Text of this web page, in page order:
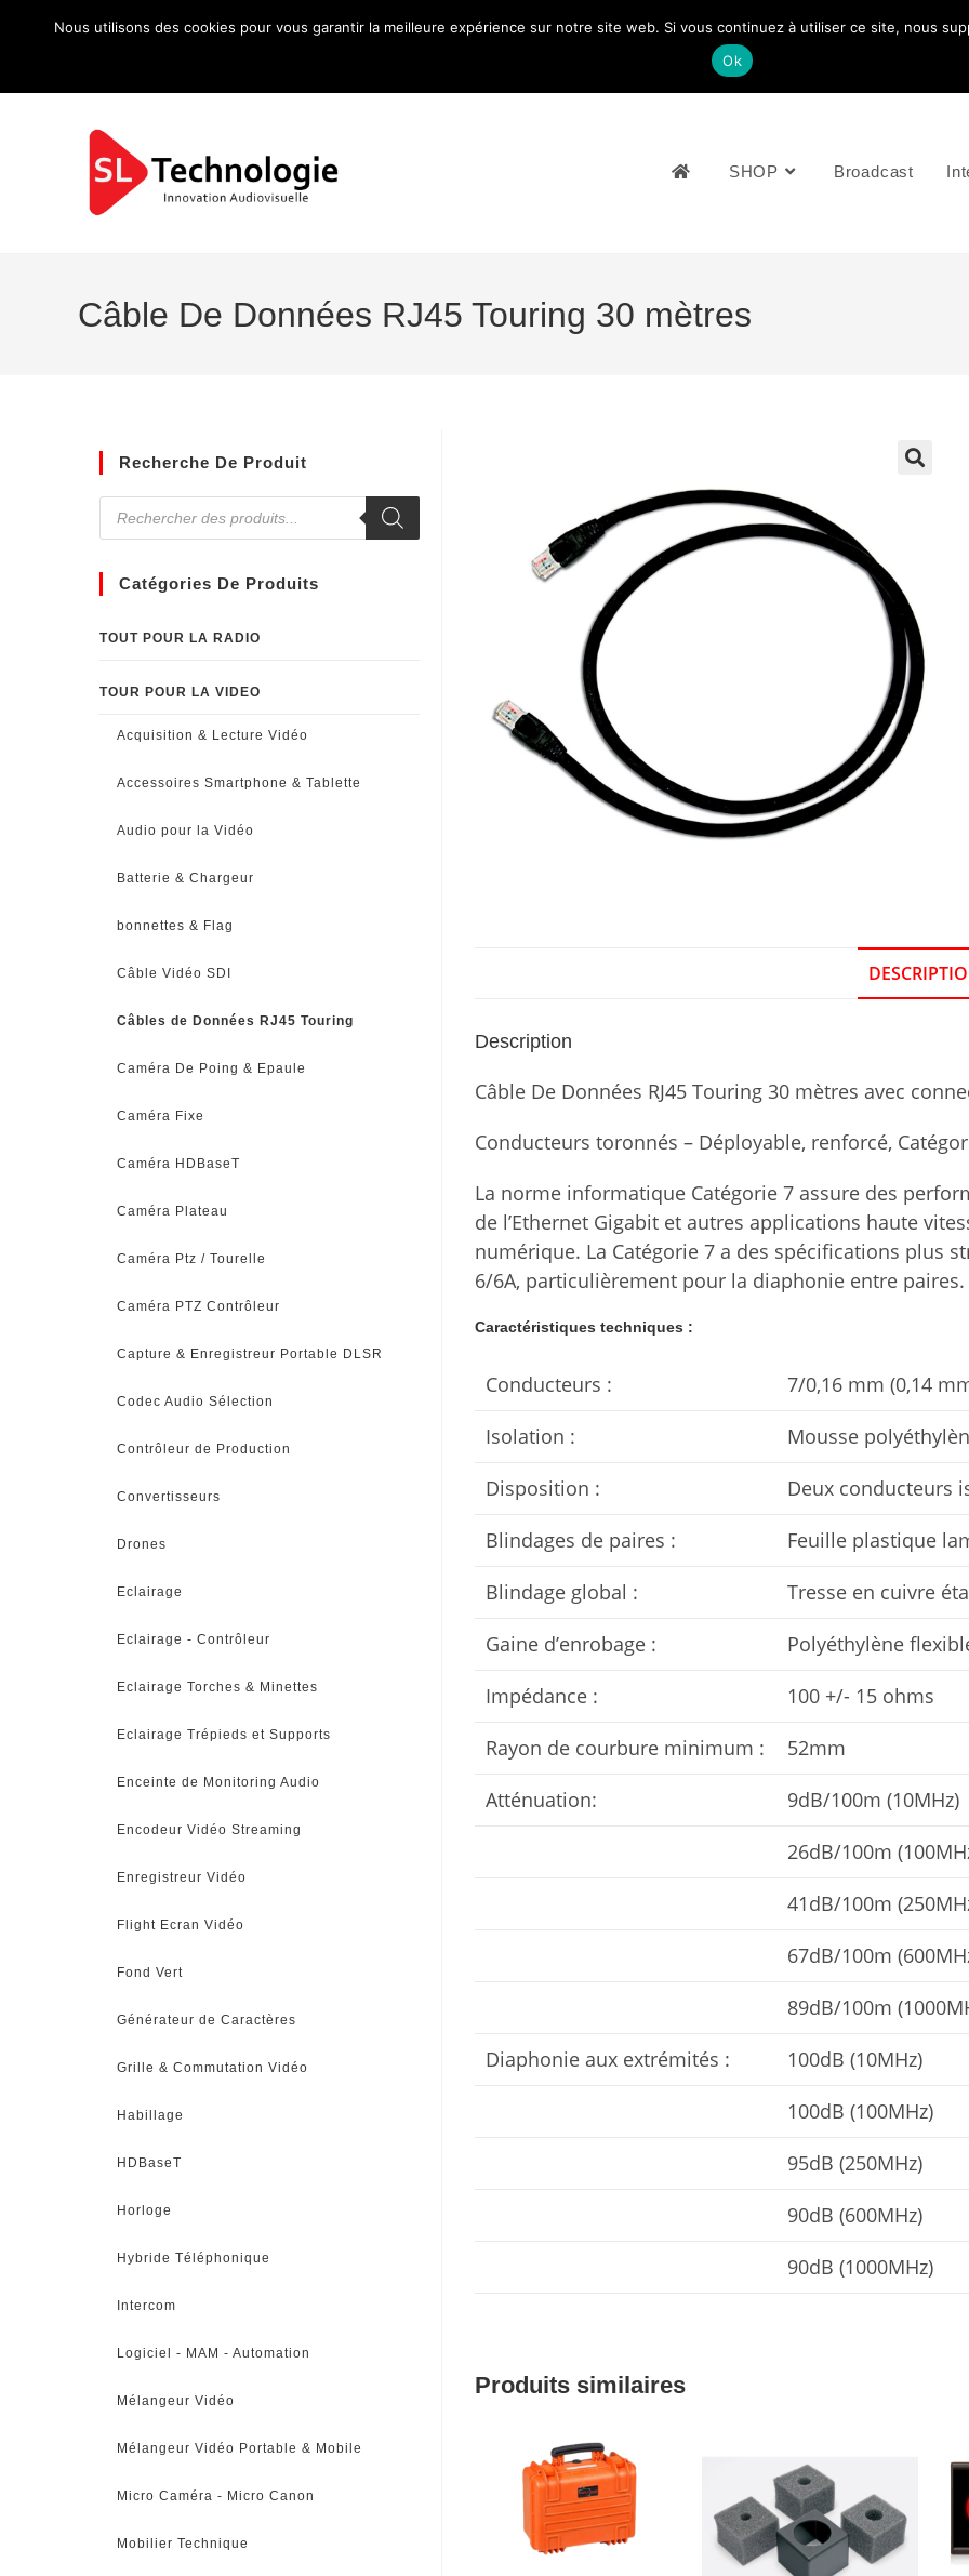
NOUS CONTACTEZ: +33 (0)4 77 81 49 35
SHOP Broadcast
Câble De Données RJ45 Touring 30 mètres
Description
Câble De Données RJ45 Touring 30 mètres avec
Conducteurs toronnés – Déployable, renforcé,
La norme informatique Catégorie 7 assure des
de l’Ethernet Gigabit et autres applications haute
numérique. La Catégorie 7 a des spécifications plus
6/6A, particulièrement pour la diaphonie entre paires.
Caractéristiques techniques :
Conducteurs :
7/0,16 mm (0,14
Isolation :
Mousse
Disposition :
Deux conducteurs
Blindages de paires :
Feuille plastique
Blindage global :
Tresse en cuivre
Gaine d’enrobage :
Polyéthylène
Impédance :
100 +/- 15 ohms
Rayon de courbure minimum :
52mm
Atténuation:
9dB/100m (10MHz)
26dB/100m
41dB/100m
67dB/100m
89dB/100m
Diaphonie aux extrémités :
100dB (10MHz)
100dB (100MHz)
95dB (250MHz)
90dB (600MHz)
90dB (1000MHz)
Produits similaires
Recherche De Produit
Catégories De Produits
TOUT POUR LA RADIO
TOUR POUR LA VIDEO
Acquisition & Lecture Vidéo
Accessoires Smartphone & Tablette
Audio pour la Vidéo
Batterie & Chargeur
bonnettes & Flag
Câble Vidéo SDI
Câbles de Données RJ45 Touring
Caméra De Poing & Epaule
Caméra Fixe
Caméra HDBaseT
Caméra Plateau
Caméra Ptz / Tourelle
Caméra PTZ Contrôleur
Capture & Enregistreur Portable DLSR
Codec Audio Sélection
Contrôleur de Production
Convertisseurs
Drones
Eclairage
Eclairage - Contrôleur
Eclairage Torches & Minettes
Eclairage Trépieds et Supports
Enceinte de Monitoring Audio
Encodeur Vidéo Streaming
Enregistreur Vidéo
Flight Ecran Vidéo
Fond Vert
Générateur de Caractères
Grille & Commutation Vidéo
Habillage
HDBaseT
Horloge
Hybride Téléphonique
Intercom
Logiciel - MAM - Automation
Mélangeur Vidéo
Mélangeur Vidéo Portable & Mobile
Micro Caméra - Micro Canon
Mobilier Technique
Nous utilisons des cookies pour vous garantir la meilleure expérience sur notre site web. Si vous continuez à utiliser ce site, nous
Ok